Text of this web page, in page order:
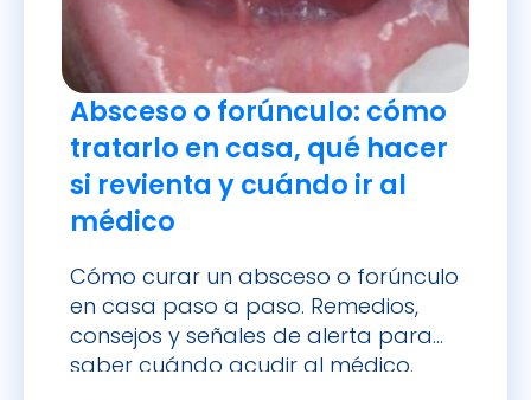
Absceso o forúnculo: cómo
tratarlo en casa, qué hacer
si revienta y cuándo ir al
médico
Cómo curar un absceso o forúnculo
en casa paso a paso. Remedios,
consejos y señales de alerta para
saber cuándo acudir al médico.